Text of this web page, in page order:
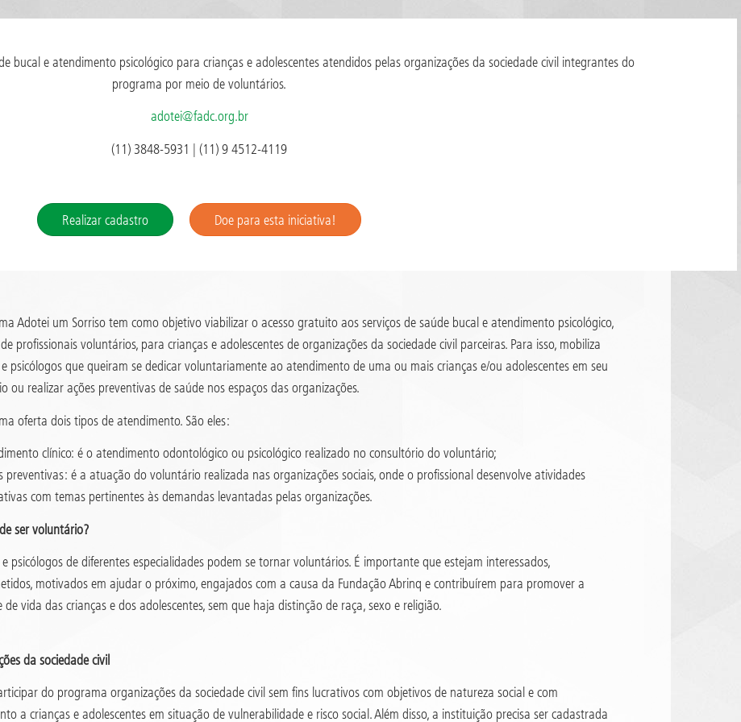
bucal e atendimento psicológico para crianças e adolescentes atendidos pelas organizações da sociedade civil integrantes do
programa por meio de voluntários.
adotei@fadc.org.br
(11) 3848-5931 | (11) 9 4512-4119
Realizar cadastro Doe para esta iniciativa!
Adotei um Sorriso tem como objetivo viabilizar o acesso gratuito aos serviços de saúde bucal e atendimento psicológico,
profissionais voluntários, para crianças e adolescentes de organizações da sociedade civil parceiras. Para isso, mobiliza
psicólogos que queiram se dedicar voluntariamente ao atendimento de uma ou mais crianças e/ou adolescentes em seu
ou realizar ações preventivas de saúde nos espaços das organizações.
oferta dois tipos de atendimento. São eles:
clínico: é o atendimento odontológico ou psicológico realizado no consultório do voluntário;
preventivas: é a atuação do voluntário realizada nas organizações sociais, onde o profissional desenvolve atividades
com temas pertinentes às demandas levantadas pelas organizações.
ser voluntário?
psicólogos de diferentes especialidades podem se tornar voluntários. É importante que estejam interessados,
motivados em ajudar o próximo, engajados com a causa da Fundação Abrinq e contribuírem para promover a
de vida das crianças e dos adolescentes, sem que haja distinção de raça, sexo e religião.
da sociedade civil
do programa organizações da sociedade civil sem fins lucrativos com objetivos de natureza social e com
a crianças e adolescentes em situação de vulnerabilidade e risco social. Além disso, a instituição precisa ser cadastrada